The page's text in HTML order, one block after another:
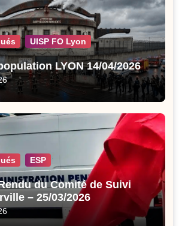
UISP FO Lyon
LYON 14/04/2026
ESP
du Comité de Suivi
– 25/03/2026